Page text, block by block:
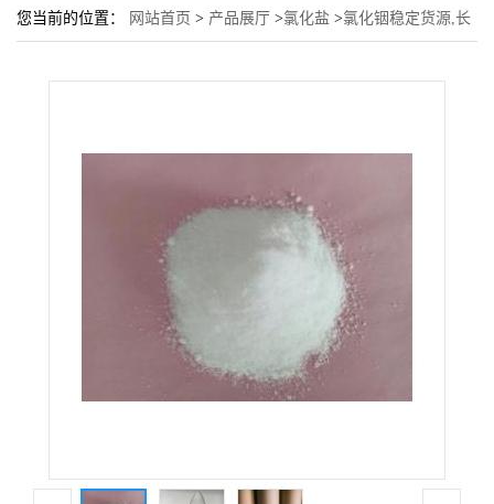
您当前的位置： 网站首页 > 产品展厅 >氯化盐 >氯化铟稳定货源,长